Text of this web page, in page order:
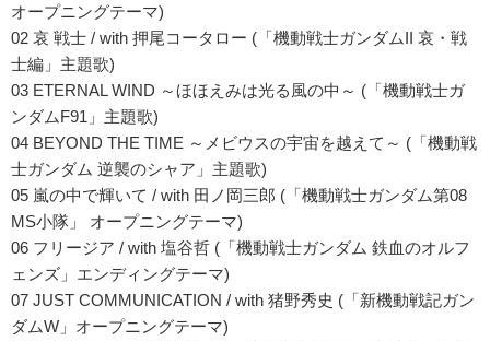
オープニングテーマ)
02 哀 戦士 / with 押尾コータロー (「機動戦士ガンダムII 哀・戦
士編」主題歌)
03 ETERNAL WIND ～ほほえみは光る風の中～ (「機動戦士ガ
ンダムF91」主題歌)
04 BEYOND THE TIME ～メビウスの宇宙を越えて～ (「機動戦
士ガンダム 逆襲のシャア」主題歌)
05 嵐の中で輝いて / with 田ノ岡三郎 (「機動戦士ガンダム第08
MS小隊」 オープニングテーマ)
06 フリージア / with 塩谷哲 (「機動戦士ガンダム 鉄血のオルフ
ェンズ」エンディングテーマ)
07 JUST COMMUNICATION / with 猪野秀史 (「新機動戦記ガン
ダムW」オープニングテーマ)